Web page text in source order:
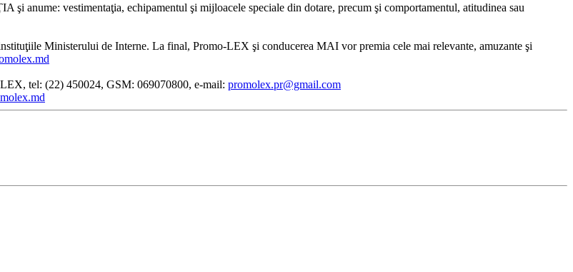
şi anume: vestimentaţia, echipamentul şi mijloacele speciale din dotare, precum şi comportamentul, atitudinea sau
Ministerului de Interne. La final, Promo-LEX şi conducerea MAI vor premia cele mai relevante, amuzante şi
tel: (22) 450024, GSM: 069070800, e-mail: promolex.pr@gmail.com